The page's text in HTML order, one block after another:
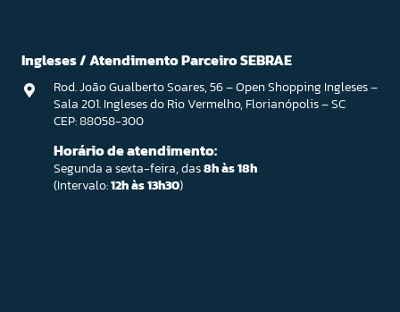
Ingleses / Atendimento Parceiro SEBRAE
Rod. João Gualberto Soares, 56 – Open Shopping Ingleses –
Sala 201. Ingleses do Rio Vermelho, Florianópolis – SC
CEP: 88058-300
Horário de atendimento:
Segunda a sexta-feira, das8h às 18h
(Intervalo:12h às 13h30)